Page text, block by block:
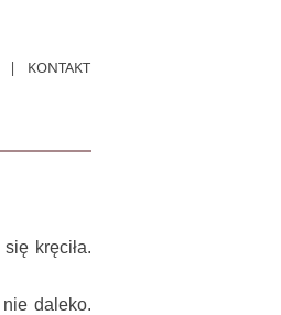
KONTAKT
kręciła.
daleko.